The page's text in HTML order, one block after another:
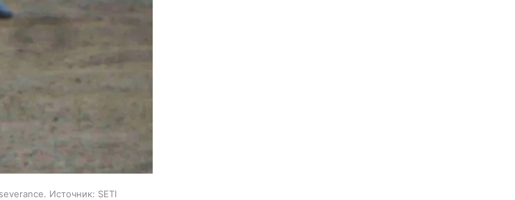
Источник: SETI